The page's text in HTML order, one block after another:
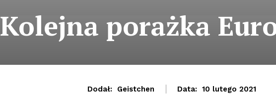
Kolejna porażka
Dodał: Geistchen Data: 10 lutego 2021